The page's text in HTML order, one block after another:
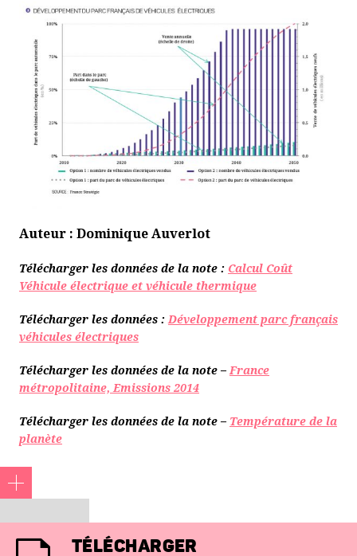
Auteur : Dominique Auverlot
Télécharger les données de la note : Calcul Coût
Véhicule électrique et véhicule thermique
Télécharger les données : Développement parc français
véhicules électriques
Télécharger les données de la note – France
métropolitaine, Emissions 2014
Télécharger les données de la note – Température de la
planète
10. Sans épuiser la prospective en matière d’automobile :
cette note ne traite pas du véhicule autonome.
TÉLÉCHARGER